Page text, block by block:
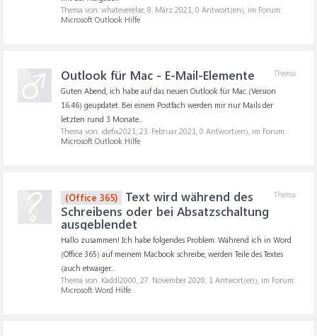
Thema von: whateverelse, 8. März 2021, 0 Antwort(en), im Forum:
Microsoft Outlook Hilfe
Thema
Outlook für Mac - E-Mail-Elemente
Guten Abend, ich habe auf das neuen Outlook für Mac (Version
16.46) geupdatet. Bei einem Postfach werden mir nur Mails der
letzten rund 3 Monate...
Thema von: idefix2021, 23. Februar 2021, 0 Antwort(en), im Forum:
Microsoft Outlook Hilfe
Thema
(Office 365)
Text wird während des
Schreibens oder bei Absatzschaltung
ausgeblendet
Hallo zusammen! Ich habe folgendes Problem: Während ich in Word
(Office 365) auf meinem Macbook schreibe, werden Teile des Textes
(auch etwaiger...
Thema von: Kaddl2000, 27. November 2020, 1 Antwort(en), im Forum:
Microsoft Word Hilfe